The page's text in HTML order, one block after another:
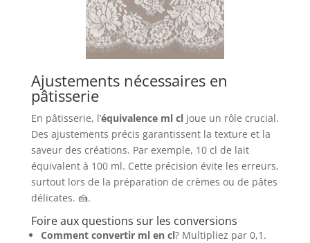
Ajustements nécessaires en
pâtisserie
En pâtisserie, l’équivalence ml cljoue un rôle crucial.
Des ajustements précis garantissent la texture et la
saveur des créations. Par exemple, 10 cl de lait
équivalent à 100 ml. Cette précision évite les erreurs,
surtout lors de la préparation de crèmes ou de pâtes
délicates. 🍰.
Foire aux questions sur les conversions
Comment convertir ml en cl? Multipliez par 0,1.